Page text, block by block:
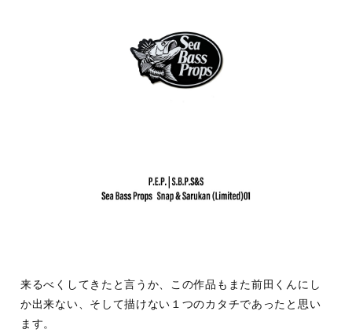
来るべくしてきたと言うか、この作品もまた前田くんにし
か出来ない、そして描けない１つのカタチであったと思い
ます。